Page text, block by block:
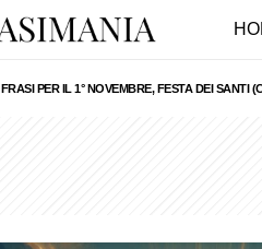
FRASI PER IL 1° NOVEMBRE, FESTA DEI SANTI